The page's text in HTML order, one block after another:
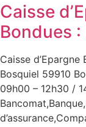
Caisse
Bondues
Caisse
Bosquiel 59910
09h00 – 12h30 /